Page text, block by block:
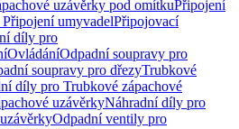
uzávěrky pod omítkuPřipojení
umyvadelPřipojovací
díly pro
OvládáníOdpadní soupravy pro
soupravy pro dřezyTrubkové
díly pro Trubkové zápachové
uzávěrkyNáhradní díly pro
Odpadní ventily pro